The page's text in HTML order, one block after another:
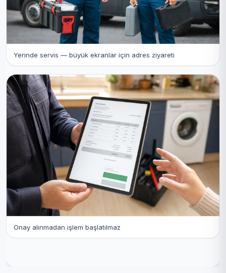
Yerinde servis — büyük ekranlar için adres ziyareti
Onay alınmadan işlem başlatılmaz